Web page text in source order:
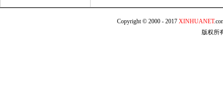
Copyright © 2000 - 2017 XINHUANET
版权所